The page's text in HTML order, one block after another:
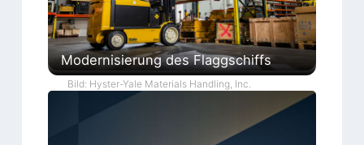
Modernisierung des Flaggschiffs
Bild: Hyster-Yale Materials Handling, Inc.